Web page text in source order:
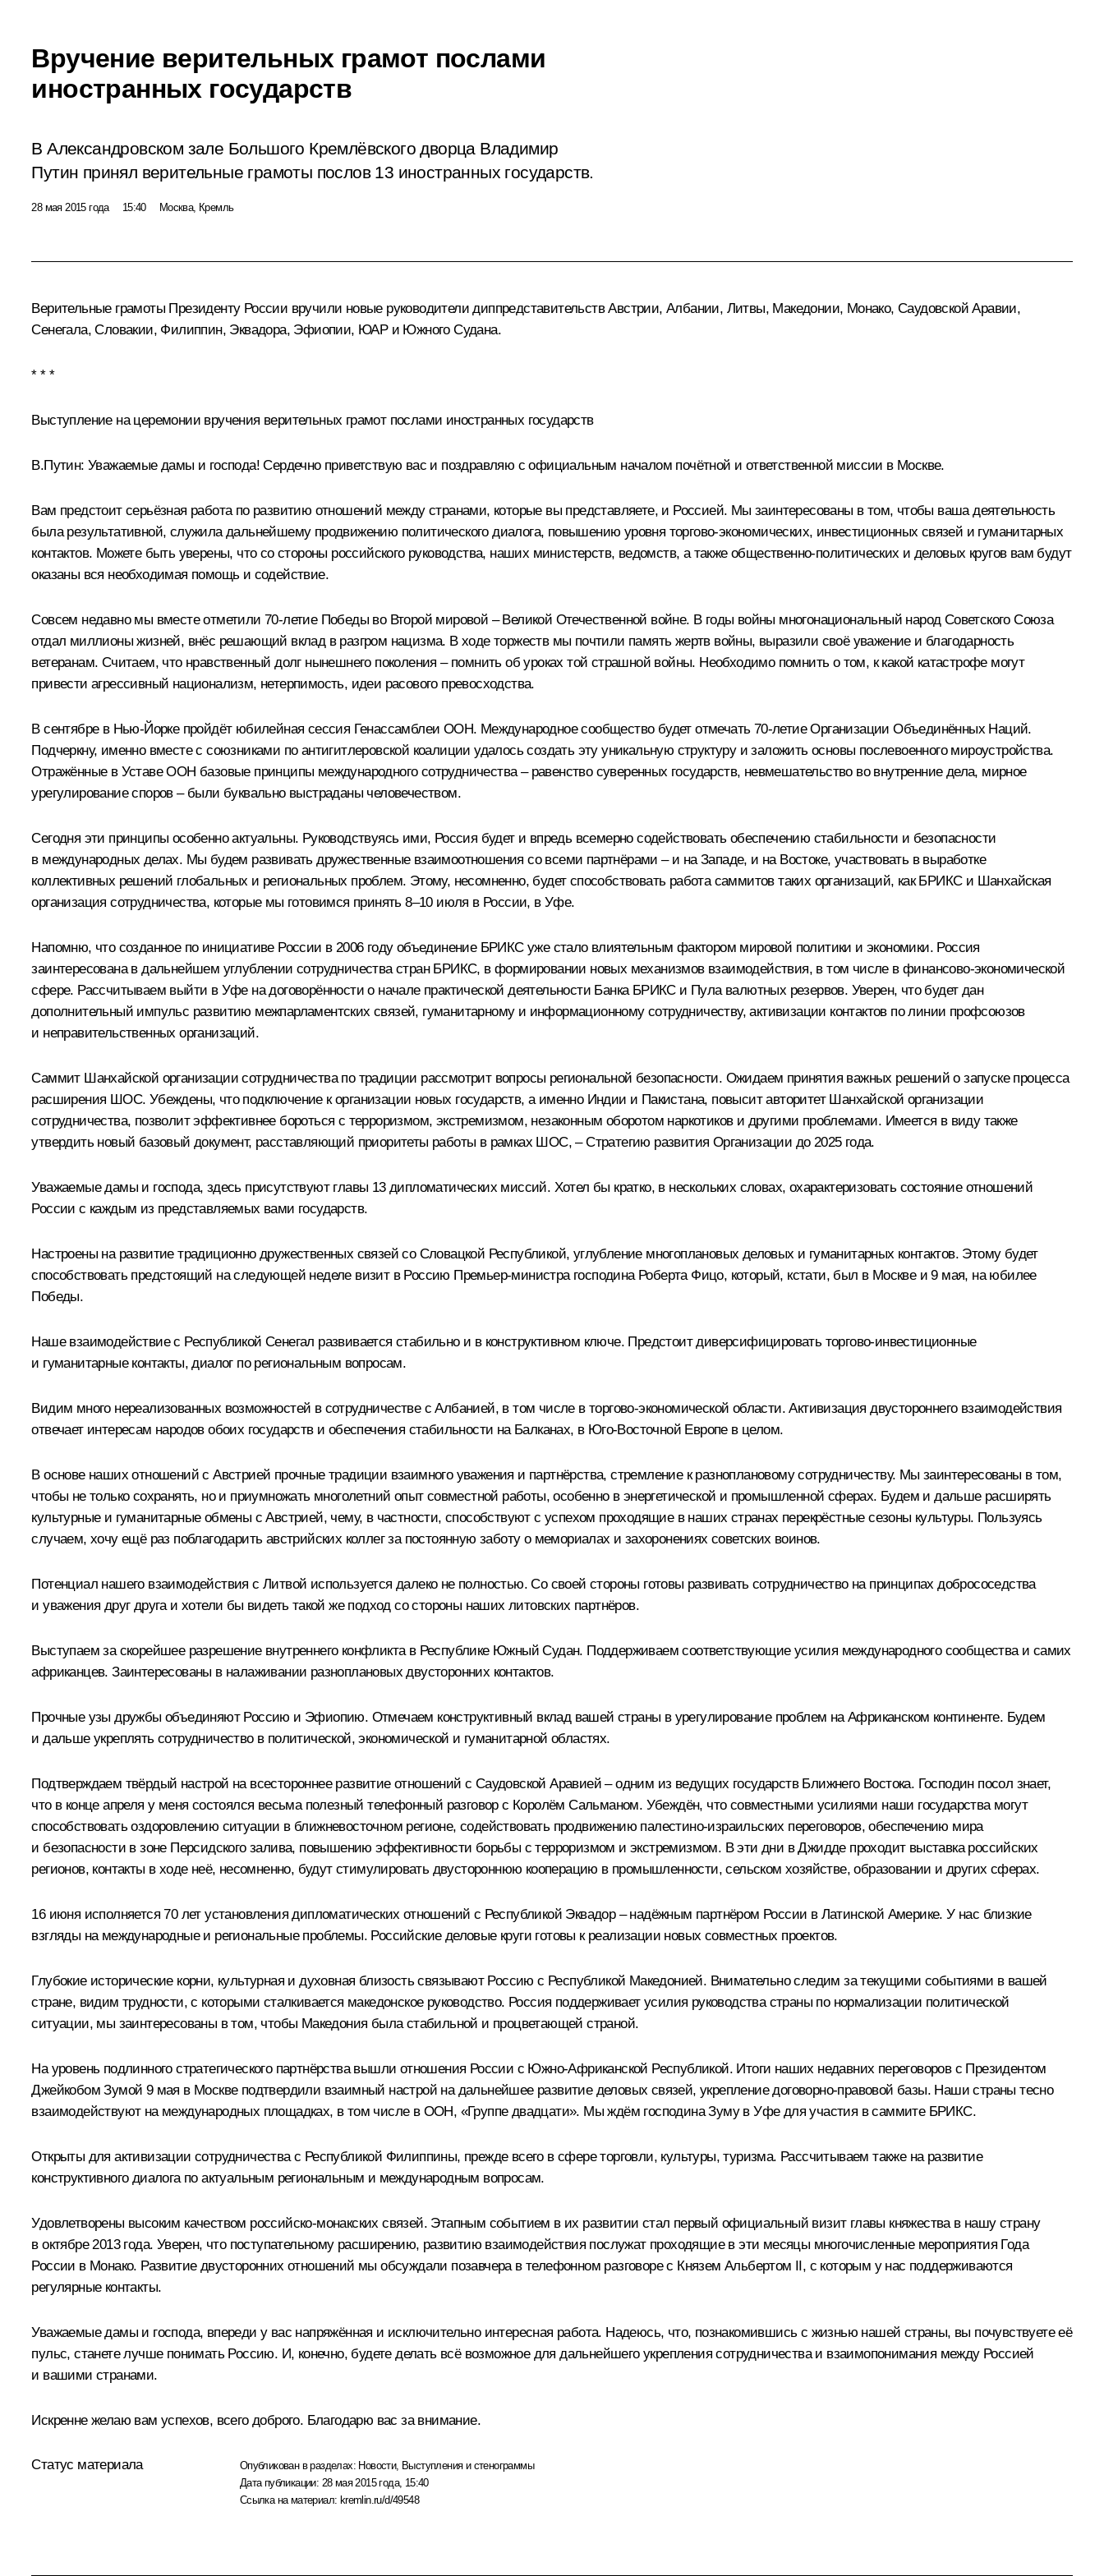
Вручение верительных грамот послами
иностранных государств
В Александровском зале Большого Кремлёвского дворца Владимир
Путин принял верительные грамоты послов 13 иностранных государств.
28 мая 2015 года 15:40 Москва, Кремль
Верительные грамоты Президенту России вручили новые руководители диппредставительств Австрии, Албании, Литвы, Македонии, Монако, Саудовской Аравии,
Сенегала, Словакии, Филиппин, Эквадора, Эфиопии, ЮАР и Южного Судана.
* * *
Выступление на церемонии вручения верительных грамот послами иностранных государств
В.Путин: Уважаемые дамы и господа! Сердечно приветствую вас и поздравляю с официальным началом почётной и ответственной миссии в Москве.
Вам предстоит серьёзная работа по развитию отношений между странами, которые вы представляете, и Россией. Мы заинтересованы в том, чтобы ваша деятельность
была результативной, служила дальнейшему продвижению политического диалога, повышению уровня торгово-экономических, инвестиционных связей и гуманитарных
контактов. Можете быть уверены, что со стороны российского руководства, наших министерств, ведомств, а также общественно-политических и деловых кругов вам будут
оказаны вся необходимая помощь и содействие.
Совсем недавно мы вместе отметили 70-летие Победы во Второй мировой – Великой Отечественной войне. В годы войны многонациональный народ Советского Союза
отдал миллионы жизней, внёс решающий вклад в разгром нацизма. В ходе торжеств мы почтили память жертв войны, выразили своё уважение и благодарность
ветеранам. Считаем, что нравственный долг нынешнего поколения – помнить об уроках той страшной войны. Необходимо помнить о том, к какой катастрофе могут
привести агрессивный национализм, нетерпимость, идеи расового превосходства.
В сентябре в Нью-Йорке пройдёт юбилейная сессия Генассамблеи ООН. Международное сообщество будет отмечать 70-летие Организации Объединённых Наций.
Подчеркну, именно вместе с союзниками по антигитлеровской коалиции удалось создать эту уникальную структуру и заложить основы послевоенного мироустройства.
Отражённые в Уставе ООН базовые принципы международного сотрудничества – равенство суверенных государств, невмешательство во внутренние дела, мирное
урегулирование споров – были буквально выстраданы человечеством.
Сегодня эти принципы особенно актуальны. Руководствуясь ими, Россия будет и впредь всемерно содействовать обеспечению стабильности и безопасности
в международных делах. Мы будем развивать дружественные взаимоотношения со всеми партнёрами – и на Западе, и на Востоке, участвовать в выработке
коллективных решений глобальных и региональных проблем. Этому, несомненно, будет способствовать работа саммитов таких организаций, какБРИКСи Шанхайская
организация сотрудничества, которые мы готовимся принять 8–10 июля в России, в Уфе.
Напомню, что созданное по инициативе России в 2006 году объединение БРИКС уже стало влиятельным фактором мировой политики и экономики. Россия
заинтересована в дальнейшем углублении сотрудничества стран БРИКС, в формировании новых механизмов взаимодействия, в том числе в финансово-экономической
сфере. Рассчитываем выйти в Уфе на договорённости о начале практической деятельности Банка БРИКС и Пула валютных резервов. Уверен, что будет дан
дополнительный импульс развитию межпарламентских связей, гуманитарному и информационному сотрудничеству, активизации контактов по линии профсоюзов
и неправительственных организаций.
Саммит Шанхайской организации сотрудничества по традиции рассмотрит вопросы региональной безопасности. Ожидаем принятия важных решений о запуске процесса
расширения ШОС. Убеждены, что подключение к организации новых государств, а именно Индии и Пакистана, повысит авторитет Шанхайской организации
сотрудничества, позволит эффективнее бороться с терроризмом, экстремизмом, незаконным оборотом наркотиков и другими проблемами. Имеется в виду также
утвердить новый базовый документ, расставляющий приоритеты работы в рамках ШОС, – Стратегию развития Организации до 2025 года.
Уважаемые дамы и господа, здесь присутствуют главы 13 дипломатических миссий. Хотел бы кратко, в нескольких словах, охарактеризовать состояние отношений
России с каждым из представляемых вами государств.
Настроены на развитие традиционно дружественных связей со Словацкой Республикой, углубление многоплановых деловых и гуманитарных контактов. Этому будет
способствовать предстоящий на следующей неделе визит в Россию Премьер-министра господина Роберта Фицо, который, кстати, был в Москве и 9 мая, на юбилее
Победы.
Наше взаимодействие с Республикой Сенегал развивается стабильно и в конструктивном ключе. Предстоит диверсифицировать торгово-инвестиционные
и гуманитарные контакты, диалог по региональным вопросам.
Видим много нереализованных возможностей в сотрудничестве с Албанией, в том числе в торгово-экономической области. Активизация двустороннего взаимодействия
отвечает интересам народов обоих государств и обеспечения стабильности на Балканах, в Юго-Восточной Европе в целом.
В основе наших отношений с Австрией прочные традиции взаимного уважения и партнёрства, стремление к разноплановому сотрудничеству. Мы заинтересованы в том,
чтобы не только сохранять, но и приумножать многолетний опыт совместной работы, особенно в энергетической и промышленной сферах. Будем и дальше расширять
культурные и гуманитарные обмены с Австрией, чему, в частности, способствуют с успехом проходящие в наших странах перекрёстные сезоны культуры. Пользуясь
случаем, хочу ещё раз поблагодарить австрийских коллег за постоянную заботу о мемориалах и захоронениях советских воинов.
Потенциал нашего взаимодействия с Литвой используется далеко не полностью. Со своей стороны готовы развивать сотрудничество на принципах добрососедства
и уважения друг друга и хотели бы видеть такой же подход со стороны наших литовских партнёров.
Выступаем за скорейшее разрешение внутреннего конфликта в Республике Южный Судан. Поддерживаем соответствующие усилия международного сообщества и самих
африканцев. Заинтересованы в налаживании разноплановых двусторонних контактов.
Прочные узы дружбы объединяют Россию и Эфиопию. Отмечаем конструктивный вклад вашей страны в урегулирование проблем на Африканском континенте. Будем
и дальше укреплять сотрудничество в политической, экономической и гуманитарной областях.
Подтверждаем твёрдый настрой на всестороннее развитие отношений с Саудовской Аравией – одним из ведущих государств Ближнего Востока. Господин посол знает,
что в конце апреля у меня состоялся весьма полезный телефонный разговор с Королём Сальманом. Убеждён, что совместными усилиями наши государства могут
способствовать оздоровлению ситуации в ближневосточном регионе, содействовать продвижению палестино-израильских переговоров, обеспечению мира
и безопасности в зоне Персидского залива, повышению эффективности борьбы с терроризмом и экстремизмом. В эти дни в Джидде проходит выставка российских
регионов, контакты в ходе неё, несомненно, будут стимулировать двустороннюю кооперацию в промышленности, сельском хозяйстве, образовании и других сферах.
16 июня исполняется 70 лет установления дипломатических отношений с Республикой Эквадор – надёжным партнёром России в Латинской Америке. У нас близкие
взгляды на международные и региональные проблемы. Российские деловые круги готовы к реализации новых совместных проектов.
Глубокие исторические корни, культурная и духовная близость связывают Россию с Республикой Македонией. Внимательно следим за текущими событиями в вашей
стране, видим трудности, с которыми сталкивается македонское руководство. Россия поддерживает усилия руководства страны по нормализации политической
ситуации, мы заинтересованы в том, чтобы Македония была стабильной и процветающей страной.
На уровень подлинного стратегического партнёрства вышли отношения России с Южно-Африканской Республикой. Итоги наших недавних переговоров с Президентом
Джейкобом Зумой 9 мая в Москве подтвердили взаимный настрой на дальнейшее развитие деловых связей, укрепление договорно-правовой базы. Наши страны тесно
взаимодействуют на международных площадках, в том числе в ООН, «Группе двадцати». Мы ждём господина Зуму в Уфе для участия в саммите БРИКС.
Открыты для активизации сотрудничества с Республикой Филиппины, прежде всего в сфере торговли, культуры, туризма. Рассчитываем также на развитие
конструктивного диалога по актуальным региональным и международным вопросам.
Удовлетворены высоким качеством российско-монакских связей. Этапным событием в их развитии стал первый официальный визит главы княжества в нашу страну
в октябре 2013 года. Уверен, что поступательному расширению, развитию взаимодействия послужат проходящие в эти месяцы многочисленные мероприятия Года
России в Монако. Развитие двусторонних отношений мы обсуждали позавчера в телефонном разговоре с Князем Альбертом II, с которым у нас поддерживаются
регулярные контакты.
Уважаемые дамы и господа, впереди у вас напряжённая и исключительно интересная работа. Надеюсь, что, познакомившись с жизнью нашей страны, вы почувствуете её
пульс, станете лучше понимать Россию. И, конечно, будете делать всё возможное для дальнейшего укрепления сотрудничества и взаимопонимания между Россией
и вашими странами.
Искренне желаю вам успехов, всего доброго. Благодарю вас за внимание.
Статус материала Опубликован в разделах: Новости, Выступления и стенограммы
Дата публикации: 28 мая 2015 года, 15:40
Ссылка на материал: kremlin.ru/d/49548